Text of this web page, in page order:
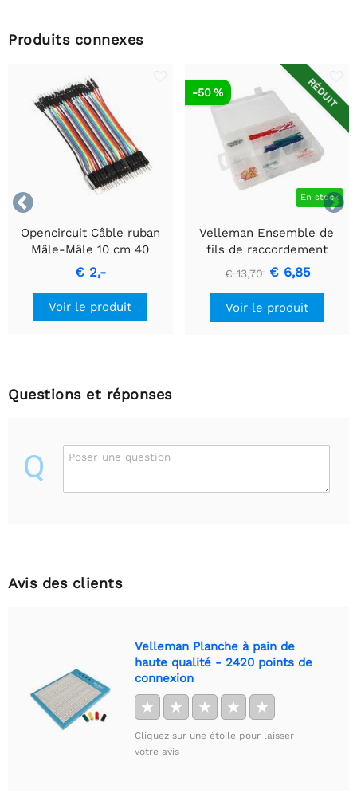
Produits connexes


Opencircuit Câble ruban
Mâle-Mâle 10 cm 40
pièces
€ 2,-
Voir le produit
RÉDUIT
En stock
-50 %
Velleman Ensemble de
fils de raccordement
assortis (350 pièces)
€ 13,70 € 6,85
Voir le produit
Questions et réponses
Q Poser une question
Avis des clients
Velleman Planche à pain de
haute qualité - 2420 points de
connexion
★ ★ ★ ★ ★
Cliquez sur une étoile pour laisser
votre avis